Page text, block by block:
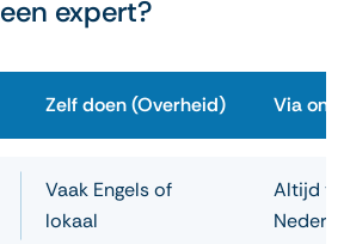
een expert?
Zelf doen (Overheid) Via
Vaak Engels of
lokaal
Altijd